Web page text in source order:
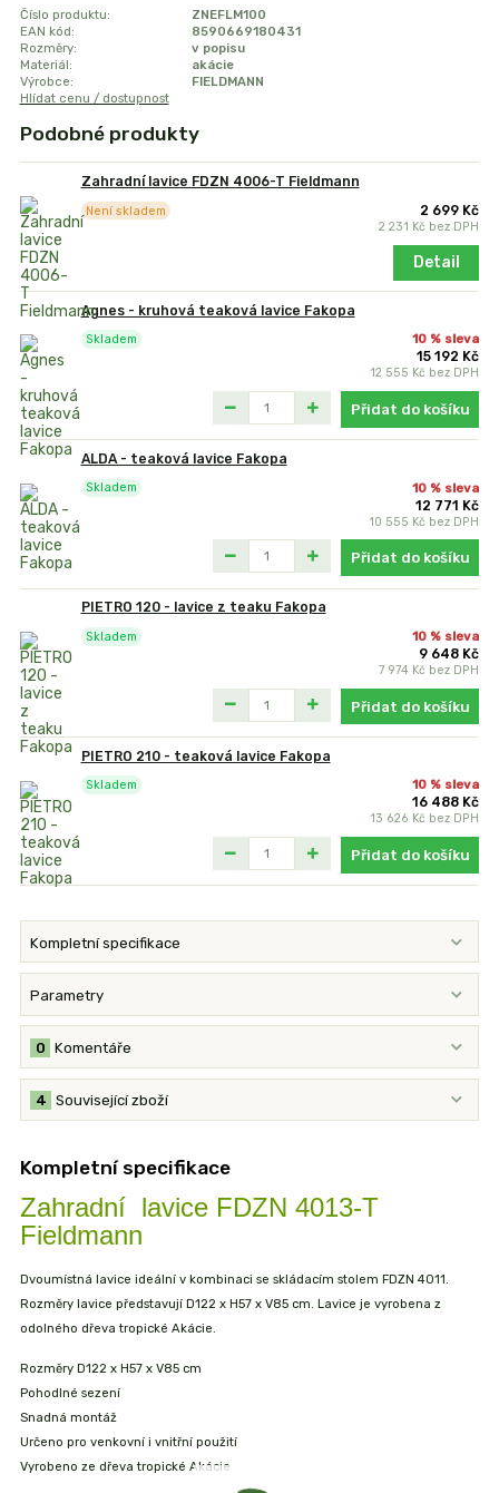
Číslo produktu:
ZNEFLM100
EAN kód:
8590669180431
Rozměry:
v popisu
Materiál:
akácie
Výrobce:
FIELDMANN
Hlídat cenu / dostupnost
Podobné produkty
Zahradní lavice FDZN 4006-T Fieldmann
2 699 Kč
2 231 Kč bez DPH
Není skladem
Detail
Agnes - kruhová teaková lavice Fakopa
10 % sleva
15 192 Kč
12 555 Kč bez DPH
Skladem
Přidat do košíku
ALDA - teaková lavice Fakopa
10 % sleva
12 771 Kč
10 555 Kč bez DPH
Skladem
Přidat do košíku
PIETRO 120 - lavice z teaku Fakopa
10 % sleva
9 648 Kč
7 974 Kč bez DPH
Skladem
Přidat do košíku
PIETRO 210 - teaková lavice Fakopa
10 % sleva
16 488 Kč
13 626 Kč bez DPH
Skladem
Přidat do košíku
Kompletní specifikace
Parametry
Komentáře
0
Související zboží
4
Kompletní specifikace
Zahradní lavice FDZN 4013-T
Fieldmann
Dvoumístná lavice ideální v kombinaci se skládacím stolem FDZN 4011.
Rozměry lavice představují D122 x H57 x V85 cm. Lavice je vyrobena z
odolného dřeva tropické Akácie.
Rozměry D122 x H57 x V85 cm
Pohodlné sezení
Snadná montáž
Určeno pro venkovní i vnitřní použití
Vyrobeno ze dřeva tropické Akácie